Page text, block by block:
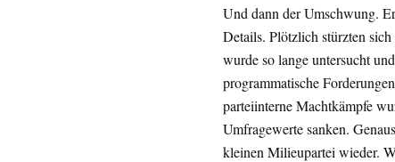
Und dann der Umschwung.
Details. Plötzlich stürzten
wurde so lange untersucht
programmatische
parteiinterne Machtkämpfe
Umfragewerte sanken.
kleinen Milieupartei wieder.